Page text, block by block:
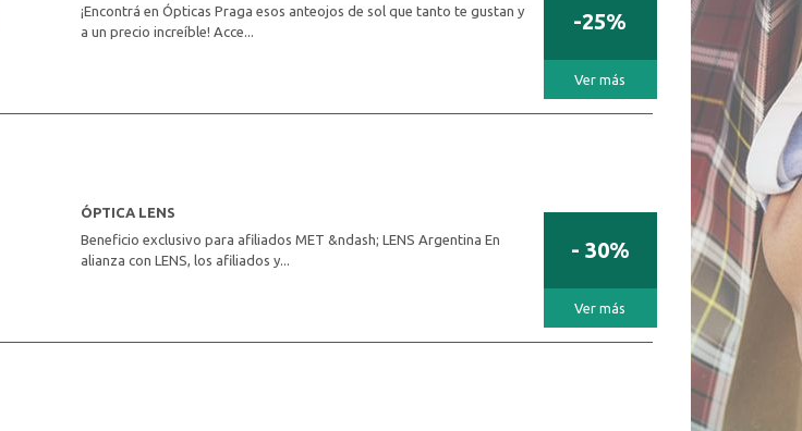
¡Encontrá en Ópticas Praga esos anteojos de sol que tanto te gustan y
a un precio increíble! Acce...
-25%
Ver más
ÓPTICA LENS
Beneficio exclusivo para afiliados MET &ndash; LENS Argentina En
alianza con LENS, los afiliados y...
- 30%
Ver más